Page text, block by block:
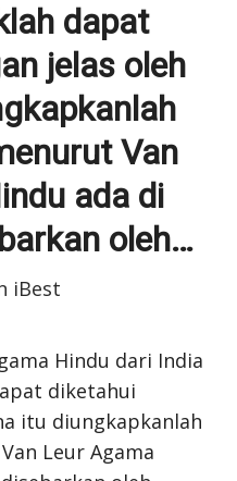
dapat
jelas oleh
Van
ada di
oleh…
iBest